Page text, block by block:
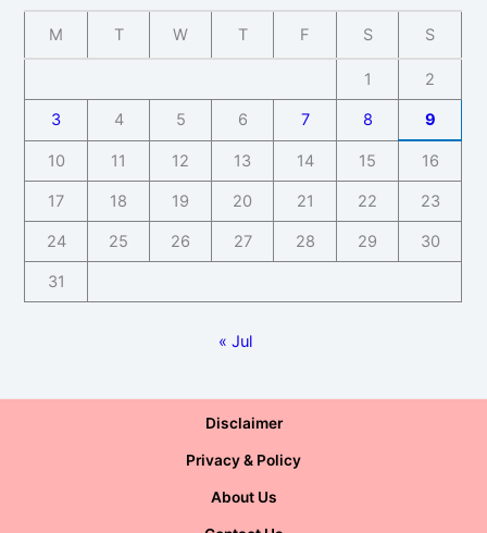
M T W T F S S
1 2
3 4 5 6 7 8 9
10 11 12 13 14 15 16
17 18 19 20 21 22 23
24 25 26 27 28 29 30
31
« Jul
Disclaimer
Privacy & Policy
About Us